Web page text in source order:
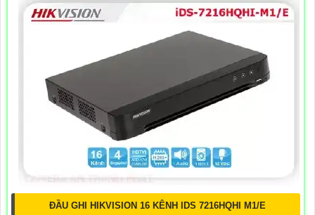
ĐẦU GHI HIKVISION 16 KÊNH IDS 7216HQHI M1/E